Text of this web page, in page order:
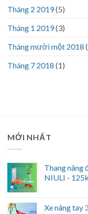
Tháng 2 2019(5)
Tháng 1 2019(3)
Tháng mười một 2018
Tháng 7 2018 (1)
MỚI NHẤT
Thang nâng
NIULI -
Xe nâng tay